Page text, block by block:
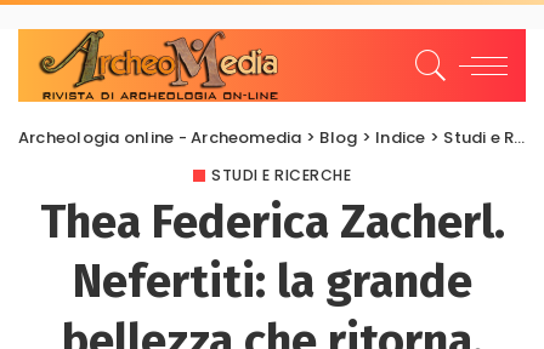
Archeologia online - Archeomedia > Blog > Indice > Studi e Ricerche
STUDI E RICERCHE
Thea Federica Zacherl.
Nefertiti: la grande